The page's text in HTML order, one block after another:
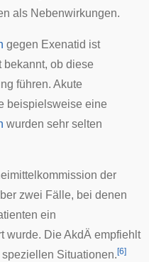
als Nebenwirkungen.
gegen Exenatid ist
ob diese
führen. Akute
beispielsweise eine
wurden sehr selten
der
zwei Fälle, bei denen
ein
wurde. Die AkdÄ empfiehlt
Situationen. [6]